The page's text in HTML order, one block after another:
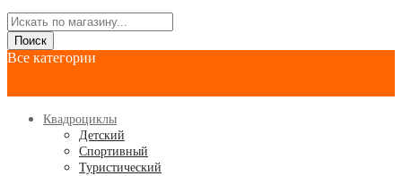
Поиск
Все категории
Квадроциклы
Детский
Спортивный
Туристический